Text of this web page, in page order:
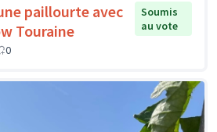
paillourte avec
Touraine
Soumis
au vote
0